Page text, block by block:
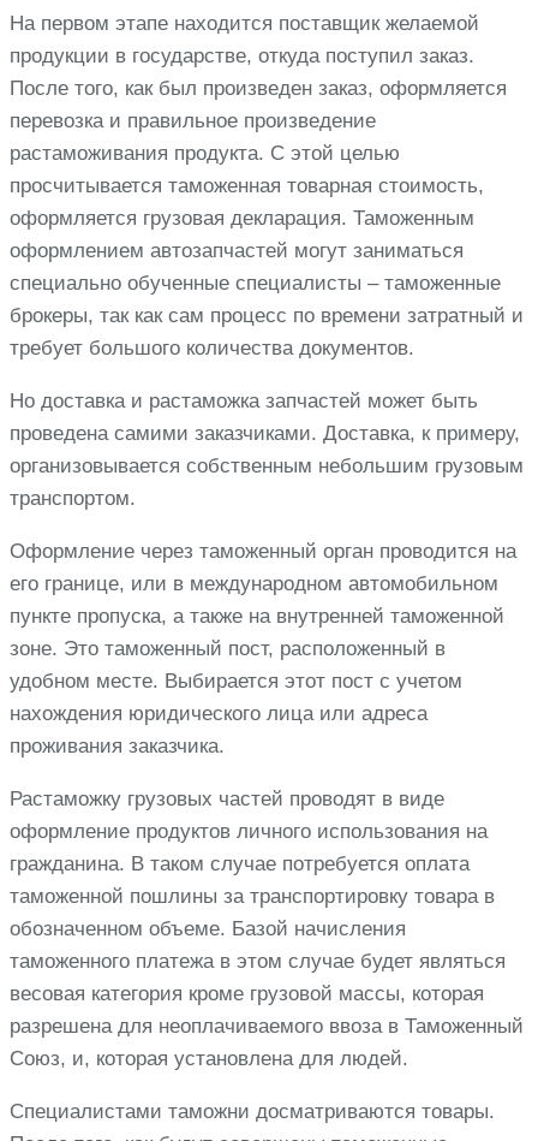
На первом этапе находится поставщик желаемой
продукции в государстве, откуда поступил заказ.
После того, как был произведен заказ, оформляется
перевозка и правильное произведение
растаможивания продукта. С этой целью
просчитывается таможенная товарная стоимость,
оформляется грузовая декларация. Таможенным
оформлением автозапчастей могут заниматься
специально обученные специалисты – таможенные
брокеры, так как сам процесс по времени затратный и
требует большого количества документов.
Но доставка и растаможка запчастей может быть
проведена самими заказчиками. Доставка, к примеру,
организовывается собственным небольшим грузовым
транспортом.
Оформление через таможенный орган проводится на
его границе, или в международном автомобильном
пункте пропуска, а также на внутренней таможенной
зоне. Это таможенный пост, расположенный в
удобном месте. Выбирается этот пост с учетом
нахождения юридического лица или адреса
проживания заказчика.
Растаможку грузовых частей проводят в виде
оформление продуктов личного использования на
гражданина. В таком случае потребуется оплата
таможенной пошлины за транспортировку товара в
обозначенном объеме. Базой начисления
таможенного платежа в этом случае будет являться
весовая категория кроме грузовой массы, которая
разрешена для неоплачиваемого ввоза в Таможенный
Союз, и, которая установлена для людей.
Специалистами таможни досматриваются товары.